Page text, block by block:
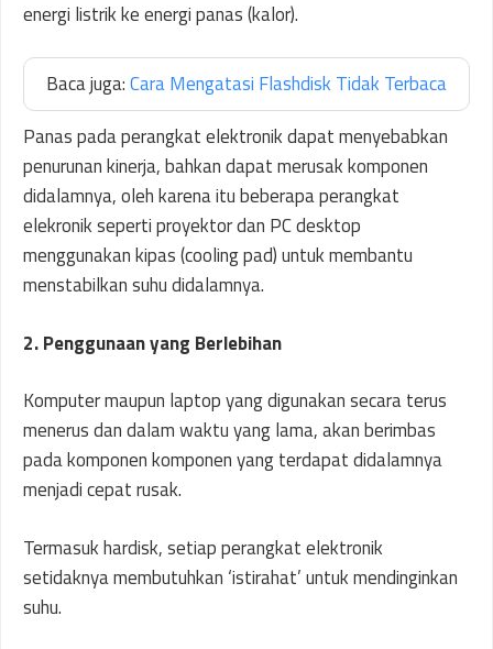
energi listrik ke energi panas (kalor).
Baca juga:Cara Mengatasi Flashdisk Tidak Terbaca
Panas pada perangkat elektronik dapat menyebabkan
penurunan kinerja, bahkan dapat merusak komponen
didalamnya, oleh karena itu beberapa perangkat
elekronik seperti proyektor dan PC desktop
menggunakan kipas (cooling pad) untuk membantu
menstabilkan suhu didalamnya.
2. Penggunaan yang Berlebihan
Komputer maupun laptop yang digunakan secara terus
menerus dan dalam waktu yang lama, akan berimbas
pada komponen komponen yang terdapat didalamnya
menjadi cepat rusak.
Termasuk hardisk, setiap perangkat elektronik
setidaknya membutuhkan ‘istirahat’ untuk mendinginkan
suhu.